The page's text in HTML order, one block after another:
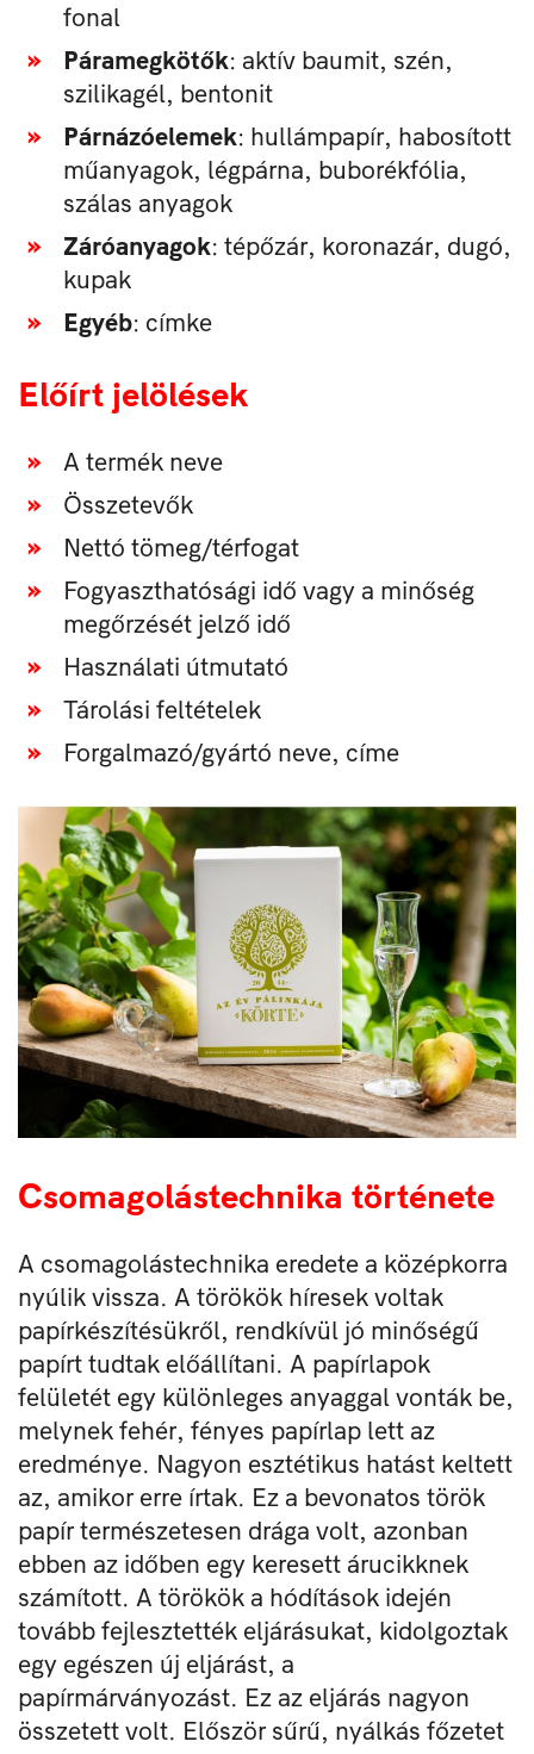
fonal
Páramegkötők: aktív baumit, szén,
szilikagél, bentonit
Párnázóelemek: hullámpapír, habosított
műanyagok, légpárna, buborékfólia,
szálas anyagok
Záróanyagok: tépőzár, koronazár, dugó,
kupak
Egyéb: címke
Előírt jelölések
A termék neve
Összetevők
Nettó tömeg/térfogat
Fogyaszthatósági idő vagy a minőség
megőrzését jelző idő
Használati útmutató
Tárolási feltételek
Forgalmazó/gyártó neve, címe
Csomagolástechnika története
A csomagolástechnika eredete a középkorra
nyúlik vissza. A törökök híresek voltak
papírkészítésükről, rendkívül jó minőségű
papírt tudtak előállítani. A papírlapok
felületét egy különleges anyaggal vonták be,
melynek fehér, fényes papírlap lett az
eredménye. Nagyon esztétikus hatást keltett
az, amikor erre írtak. Ez a bevonatos török
papír természetesen drága volt, azonban
ebben az időben egy keresett árucikknek
számított. A törökök a hódítások idején
tovább fejlesztették eljárásukat, kidolgoztak
egy egészen új eljárást, a
papírmárványozást. Ez az eljárás nagyon
összetett volt. Először sűrű, nyálkás főzetet